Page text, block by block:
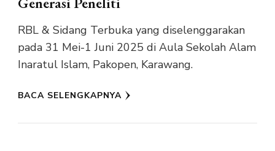
RBL & Sidang Terbuka yang diselenggarakan
pada 31 Mei-1 Juni 2025 di Aula Sekolah Alam
Inaratul Islam, Pakopen, Karawang.
BACA SELENGKAPNYA